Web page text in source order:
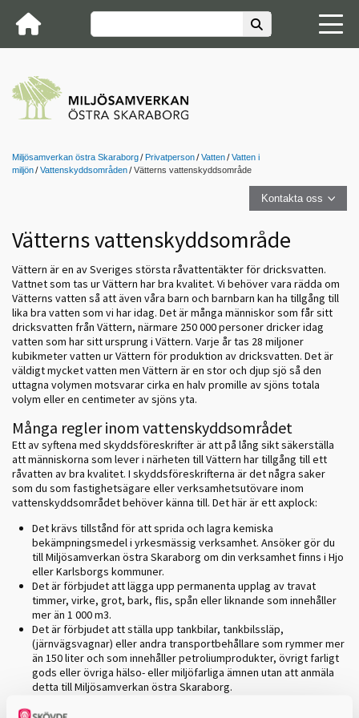
Miljösamverkan östra Skaraborg Privatperson Vatten
Vatten i
miljön
Vattenskyddsområden Vätterns vattenskyddsområde
Kontakta oss
Vätterns vattenskyddsområde
Vättern är en av Sveriges största råvattentäkter för dricksvatten.
Vattnet som tas ur Vättern har bra kvalitet. Vi behöver vara rädda om
Vätterns vatten så att även våra barn och barnbarn kan ha tillgång till
lika bra vatten som vi har idag. Det är många människor som får sitt
dricksvatten från Vättern, närmare 250 000 personer dricker idag
vatten som har sitt ursprung i Vättern. Varje år tas 28 miljoner
kubikmeter vatten ur Vättern för produktion av dricksvatten. Det är
väldigt mycket vatten men Vättern är en stor och djup sjö så den
uttagna volymen motsvarar cirka en halv promille av sjöns totala
volym eller en centimeter av sjöns yta.
Många regler inom vattenskyddsområdet
Ett av syftena med skyddsföreskrifter är att på lång sikt säkerställa
att människorna som lever i närheten till Vättern har tillgång till ett
råvatten av bra kvalitet. I skyddsföreskrifterna är det några saker
som du som fastighetsägare eller verksamhetsutövare inom
vattenskyddsområdet behöver känna till. Det här är ett axplock:
Det krävs tillstånd för att sprida och lagra kemiska
bekämpningsmedel i yrkesmässig verksamhet. Ansöker gör du
till Miljösamverkan östra Skaraborg om din verksamhet finns i Hjo
eller Karlsborgs kommuner.
Det är förbjudet att lägga upp permanenta upplag av travat
timmer, virke, grot, bark, flis, spån eller liknande som innehåller
mer än 1 000 m3.
Det är förbjudet att ställa upp tankbilar, tankbilssläp,
(järnvägsvagnar) eller andra transportbehållare som rymmer mer
än 150 liter och som innehåller petroliumprodukter, övrigt farligt
gods eller övriga hälso- eller miljöfarliga ämnen utan att anmäla
detta till Miljösamverkan östra Skaraborg.
Det krävs tillstånd att lägga upp tillfälliga upplag av travat timmer,